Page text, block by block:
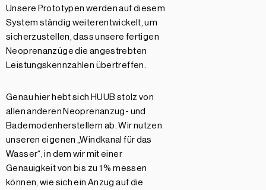
Unsere Prototypen werden auf diesem
System ständig weiterentwickelt, um
sicherzustellen, dass unsere fertigen
Neoprenanzüge die angestrebten
Leistungskennzahlen übertreffen.
Genau hier hebt sich HUUB stolz von
allen anderen Neoprenanzug- und
Bademodenherstellern ab. Wir nutzen
unseren eigenen „Windkanal für das
Wasser“, in dem wir mit einer
Genauigkeit von bis zu 1 % messen
können, wie sich ein Anzug auf die